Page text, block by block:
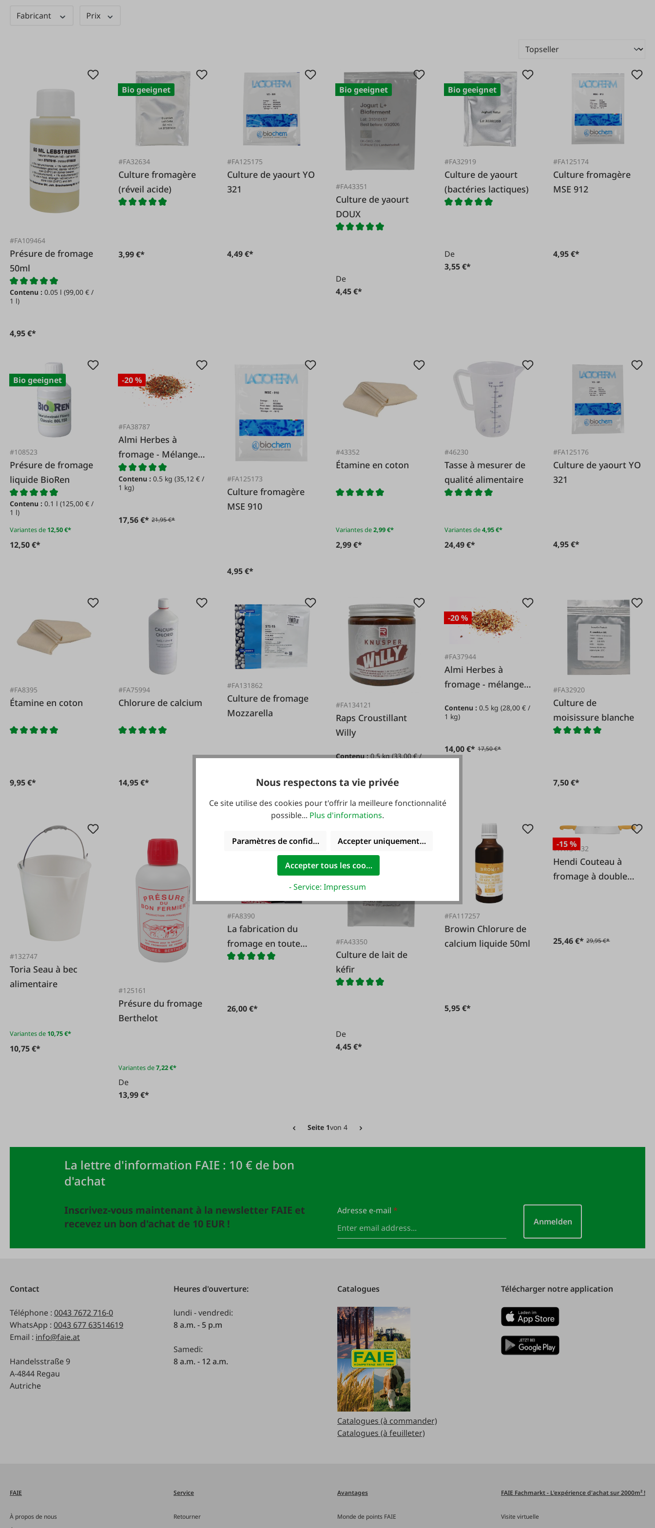
Fabricant Prix
#FA109464
Présure de fromage
50ml
Contenu : 0.05 l (99,00 € /
1 l)
4,95 €*
Bio geeignet
#FA32634
Culture fromagère
(réveil acide)
3,99 €*
#FA125175
Culture de yaourt YO
321
4,49 €*
Bio geeignet
#FA43351
Culture de yaourt
DOUX
De
4,45 €*
Bio geeignet
#FA32919
Culture de yaourt
(bactéries lactiques)
De
3,55 €*
#FA125174
Culture fromagère
MSE 912
4,95 €*
Bio geeignet
#108523
Présure de fromage
liquide BioRen
Contenu : 0.1 l (125,00 € /
1 l)
Variantes de 12,50 €*
12,50 €*
-20 %
#FA38787
Almi Herbes à
fromage - Mélange
italien
Contenu :0.5 kg(35,12 € /
1 kg)
17,56 €* 21,95 €*
#FA125173
Culture fromagère
MSE 910
4,95 €*
#43352
Étamine en coton
Variantes de2,99 €*
2,99 €*
#46230
Tasse à mesurer de
qualité alimentaire
Variantes de4,95 €*
24,49 €*
#FA125176
Culture de yaourt YO
321
4,95 €*
#FA8395
Étamine en coton
9,95 €*
#FA75994
Chlorure de calcium
14,95 €*
#FA131862
Culture de fromage
Mozzarella
17,95 €*
#FA134121
Raps Croustillant
Willy
Contenu :0.5 kg(33,00 € /
16,50 €*
-20 %
#FA37944
Almi Herbes à
fromage - mélange
Contenu :0.5 kg(28,00 € /
1 kg)
14,00 €* 17,50 €*
#FA32920
Culture de
moisissure blanche
7,50 €*
#132747
Toria Seau à bec
alimentaire
Variantes de 10,75 €*
10,75 €*
#125161
Présure du fromage
Berthelot
Variantes de7,22 €*
De
13,99 €*
#FA8390
La fabrication du
fromage en toute
simplicité
26,00 €*
Bio geeignet
#FA43350
Culture de lait de
kéfir
De
4,45 €*
#FA117257
Browin Chlorure de
calcium liquide 50ml
5,95 €*
-15 %
#FA131432
Hendi Couteau à
fromage à double
25,46 €* 29,95 €*
Seite 1von 4
La lettre d'information FAIE : 10 € de bon
d'achat
Inscrivez-vous maintenant à la newsletter FAIE et
recevez un bon d'achat de 10 EUR !
Adresse e-mail *
Anmelden
Contact
Téléphone : 0043 7672 716-0
WhatsApp : 0043 677 63514619
Email : info@faie.at
Handelsstraße 9
A-4844 Regau
Autriche
Heures d'ouverture:
lundi - vendredi:
8 a.m. - 5 p.m
Samedi:
8 a.m. - 12 a.m.
Catalogues
Catalogues (à commander)
Catalogues (à feuilleter)
Télécharger notre application
FAIE
À propos de nous
Service
Retourner
Avantages
Monde de points FAIE
FAIE Fachmarkt - L'expérience d'achat sur 2000m² !
Visite virtuelle
Nous respectons ta vie privée
Ce site utilise des cookies pour t'offrir la meilleure fonctionnalité
possible... Plus d'informations.
Paramètres de confidentialitéAccepter uniquement les cookies fonctionnels
Accepter tous les cookies
- Service: Impressum